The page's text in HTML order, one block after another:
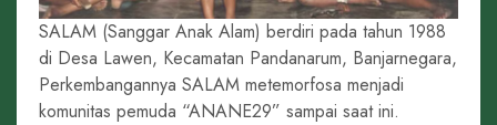
SALAM (Sanggar Anak Alam) berdiri pada tahun 1988
di Desa Lawen, Kecamatan Pandanarum, Banjarnegara,
Perkembangannya SALAM metemorfosa menjadi
komunitas pemuda “ANANE29” sampai saat ini.